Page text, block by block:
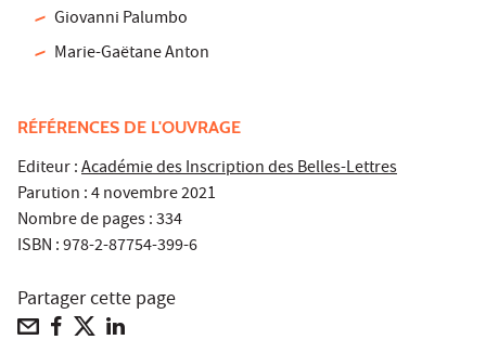
Giovanni Palumbo
Marie-Gaëtane Anton
RÉFÉRENCES DE L'OUVRAGE
Editeur :Académie des Inscription des Belles-Lettres
Parution : 4 novembre 2021
Nombre de pages : 334
ISBN : 978-2-87754-399-6
Partager cette page